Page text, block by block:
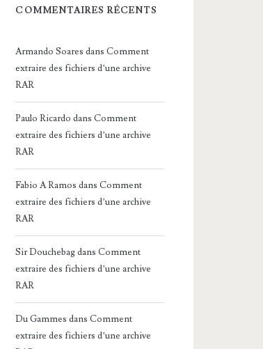
COMMENTAIRES RÉCENTS
Armando Soares dansComment
extraire des fichiers d’une archive
RAR
Paulo Ricardo dansComment
extraire des fichiers d’une archive
RAR
Fabio A Ramos dansComment
extraire des fichiers d’une archive
RAR
Sir DouchebagdansComment
extraire des fichiers d’une archive
RAR
Du Gammes dansComment
extraire des fichiers d’une archive